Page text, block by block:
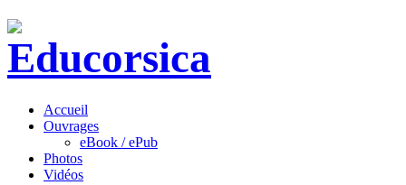
Accueil
Ouvrages
eBook / ePub
Photos
Vidéos